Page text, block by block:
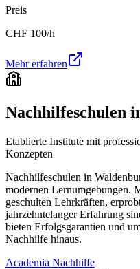
Preis
CHF 100/h
Mehr erfahren
Nachhilfeschulen
Etablierte Institute mit
Konzepten
Nachhilfeschulen in
modernen Lernumgebungen.
geschulten Lehrkräften,
jahrzehntelanger Erfahrung
bieten Erfolgsgarantien und
Nachhilfe hinaus.
Academia Nachhilfe